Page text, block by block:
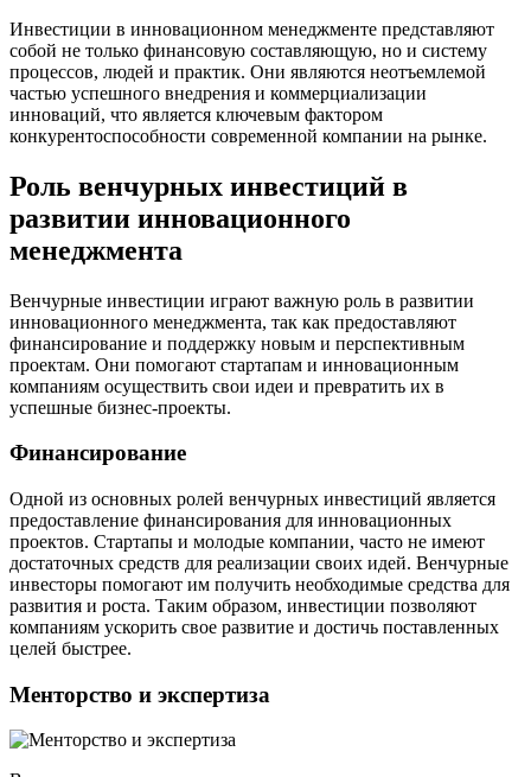
Инвестиции в инновационном менеджменте представляют
собой не только финансовую составляющую, но и систему
процессов, людей и практик. Они являются неотъемлемой
частью успешного внедрения и коммерциализации
инноваций, что является ключевым фактором
конкурентоспособности современной компании на рынке.
Роль венчурных инвестиций в
развитии инновационного
менеджмента
Венчурные инвестиции играют важную роль в развитии
инновационного менеджмента, так как предоставляют
финансирование и поддержку новым и перспективным
проектам. Они помогают стартапам и инновационным
компаниям осуществить свои идеи и превратить их в
успешные бизнес-проекты.
Финансирование
Одной из основных ролей венчурных инвестиций является
предоставление финансирования для инновационных
проектов. Стартапы и молодые компании, часто не имеют
достаточных средств для реализации своих идей. Венчурные
инвесторы помогают им получить необходимые средства для
развития и роста. Таким образом, инвестиции позволяют
компаниям ускорить свое развитие и достичь поставленных
целей быстрее.
Менторство и экспертиза